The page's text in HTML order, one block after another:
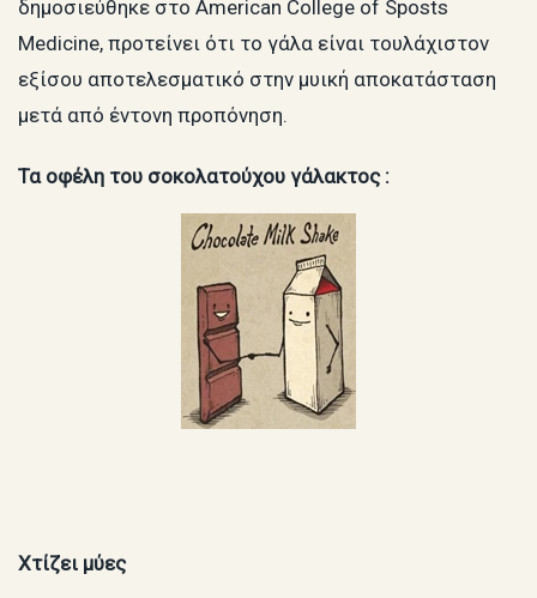
δημοσιεύθηκε στο American College of Sposts
Medicine, προτείνει ότι το γάλα είναι τουλάχιστον
εξίσου αποτελεσματικό στην μυική αποκατάσταση
μετά από έντονη προπόνηση.
Τα οφέλη του σοκολατούχου γάλακτος :
Χτίζει μύες